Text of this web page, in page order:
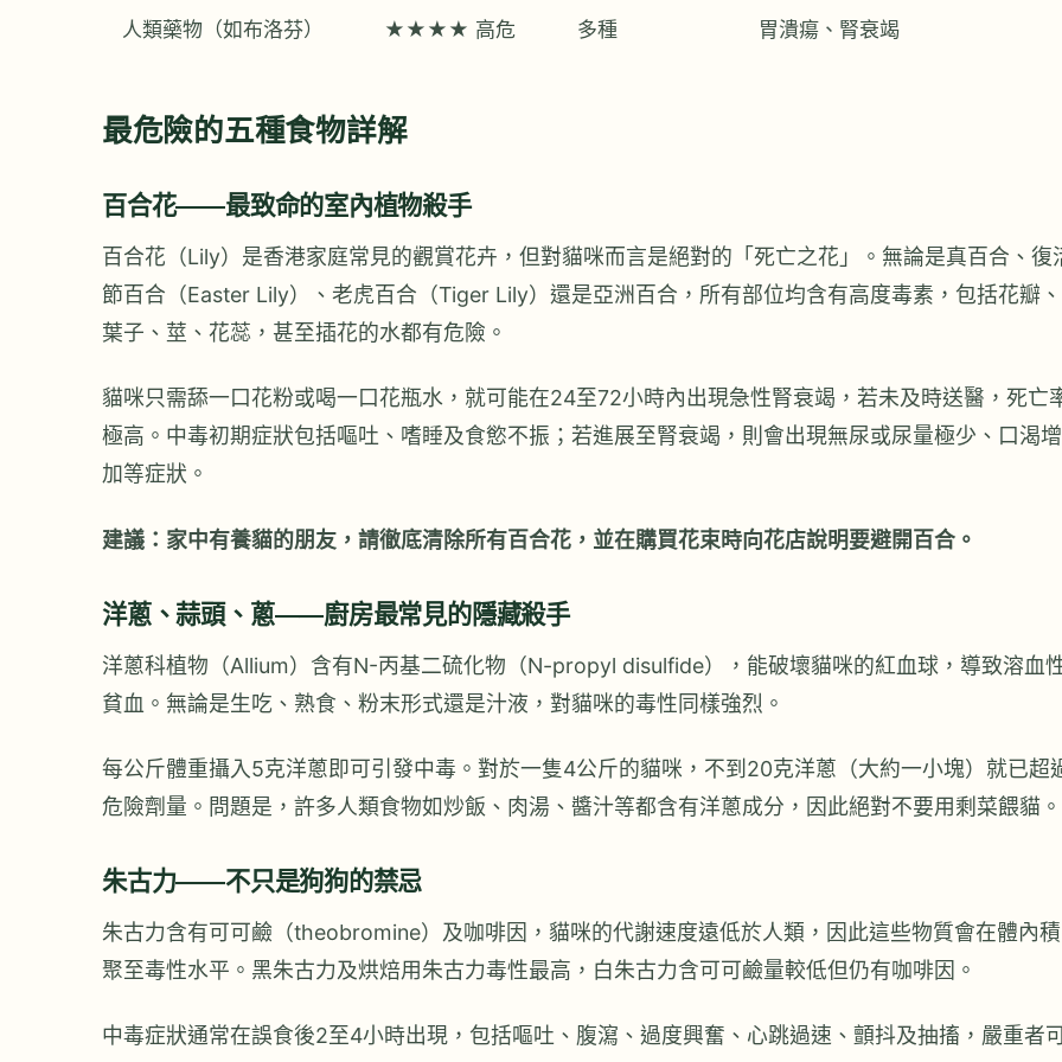
人類藥物（如布洛芬） ★★★★ 高危 多種 胃潰瘍、腎衰竭
最危險的五種食物詳解
百合花——最致命的室內植物殺手
百合花（Lily）是香港家庭常見的觀賞花卉，但對貓咪而言是絕對的「死亡之花」。無論是真百合、復
節百合（Easter Lily）、老虎百合（Tiger Lily）還是亞洲百合，所有部位均含有高度毒素，包括花瓣、
葉子、莖、花蕊，甚至插花的水都有危險。
貓咪只需舔一口花粉或喝一口花瓶水，就可能在24至72小時內出現急性腎衰竭，若未及時送醫，死亡
極高。中毒初期症狀包括嘔吐、嗜睡及食慾不振；若進展至腎衰竭，則會出現無尿或尿量極少、口渴增
加等症狀。
建議：家中有養貓的朋友，請徹底清除所有百合花，並在購買花束時向花店說明要避開百合。
洋蔥、蒜頭、蔥——廚房最常見的隱藏殺手
洋蔥科植物（Allium）含有N-丙基二硫化物（N-propyl disulfide），能破壞貓咪的紅血球，導致溶血
貧血。無論是生吃、熟食、粉末形式還是汁液，對貓咪的毒性同樣強烈。
每公斤體重攝入5克洋蔥即可引發中毒。對於一隻4公斤的貓咪，不到20克洋蔥（大約一小塊）就已超
危險劑量。問題是，許多人類食物如炒飯、肉湯、醬汁等都含有洋蔥成分，因此絕對不要用剩菜餵貓。
朱古力——不只是狗狗的禁忌
朱古力含有可可鹼（theobromine）及咖啡因，貓咪的代謝速度遠低於人類，因此這些物質會在體內積
聚至毒性水平。黑朱古力及烘焙用朱古力毒性最高，白朱古力含可可鹼量較低但仍有咖啡因。
中毒症狀通常在誤食後2至4小時出現，包括嘔吐、腹瀉、過度興奮、心跳過速、顫抖及抽搐，嚴重者